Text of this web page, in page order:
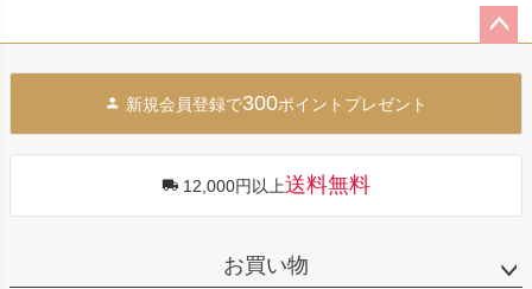
へ
新規会員登録で300ポイントプレゼント
12,000円以上送料無料
お買い物